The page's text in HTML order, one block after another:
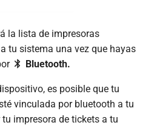
la lista de impresoras
tu sistema una vez que hayas
Bluetooth.
es posible que tu
vinculada por bluetooth a tu
impresora de tickets a tu